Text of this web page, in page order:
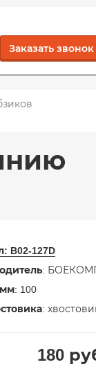
Заказать звонок
B02-127D
:
: 100
:
180